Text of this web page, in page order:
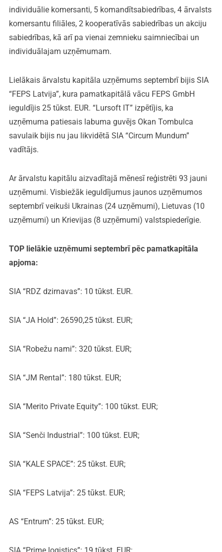
individuālie komersanti, 5 komandītsabiedrības, 4 ārvalsts
komersantu filiāles, 2 kooperatīvās sabiedrības un akciju
sabiedrības, kā arī pa vienai zemnieku saimniecībai un
individuālajam uzņēmumam.
Lielākais ārvalstu kapitāla uzņēmums septembrī bijis SIA
“FEPS Latvija”, kura pamatkapitālā vācu FEPS GmbH
ieguldījis 25 tūkst. EUR. “Lursoft IT” izpētījis, ka
uzņēmuma patiesais labuma guvējs Okan Tombulca
savulaik bijis nu jau likvidētā SIA “Circum Mundum”
vadītājs.
Ar ārvalstu kapitālu aizvadītajā mēnesī reģistrēti 93 jauni
uzņēmumi. Visbiežāk ieguldījumus jaunos uzņēmumos
septembrī veikuši Ukrainas (24 uzņēmumi), Lietuvas (10
uzņēmumi) un Krievijas (8 uzņēmumi) valstspiederīgie.
TOP lielākie uzņēmumi septembrī pēc pamatkapitāla
apjoma:
SIA “RDZ dzirnavas”: 10 tūkst. EUR.
SIA “JA Hold”: 26590,25 tūkst. EUR;
SIA “Robežu nami”: 320 tūkst. EUR;
SIA “JM Rental”: 180 tūkst. EUR;
SIA “Merito Private Equity”: 100 tūkst. EUR;
SIA “Senči Industrial”: 100 tūkst. EUR;
SIA “KALE SPACE”: 25 tūkst. EUR;
SIA “FEPS Latvija”: 25 tūkst. EUR;
AS “Entrum”: 25 tūkst. EUR;